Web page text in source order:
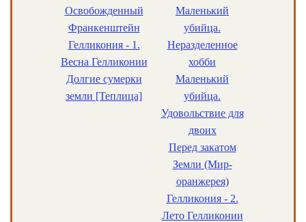
Освобожденный
Франкенштейн
Гелликония - 1.
Весна Гелликонии
Долгие сумерки
земли [Теплица]
Маленький
убийца.
Неразделенное
хобби
Маленький
убийца.
Удовольствие для
двоих
Перед закатом
Земли (Мир-
оранжерея)
Гелликония - 2.
Лето Гелликонии